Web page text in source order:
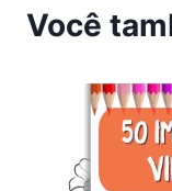
Você